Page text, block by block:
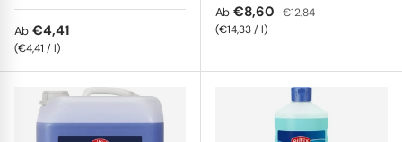
Normaler Preis
Ab €4,41
Grundpreis
€4,41 /l
Verkaufspreis
Ab €8,60 Normaler Preis
€12,84
Grundpreis
€14,33/l